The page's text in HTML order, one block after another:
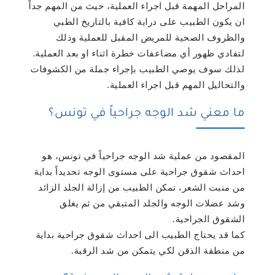
المراحل المهمة قبل اجراء العملية، حيث من المهم جداً
ان يكون الطبيب على دراية كافية بالتاريخ الطبي
والظروف الصحية للمريض المقبل للعملية وذلك
لتفادي ظهور أي مضاعفات خطرة اثناء او بعد العملية.
لذلك سوف يوصي الطبيب بإجراء جملة من الكشوفات
والتحاليل المهم قبل اجراء العملية.
ما معني شد الوجه جراحياً في تونس؟
المقصود من عملية شد الوجه جراحياً في تونس، هو
احداث شقوق جراحية على مستوى الوجه تحديداً بداية
من منبت الشعر، تمكن الطبيب من إزالة الجلد الزائد
وشد عضلات الوجه والجلد المتبقي من ثم يغلق
الشقوق الجراحية.
كما قد يحتاج الطبيب الى احداث شقوق جراحية بداية
من منطقة الذقن لكي يتمكن من شد الرقبة.